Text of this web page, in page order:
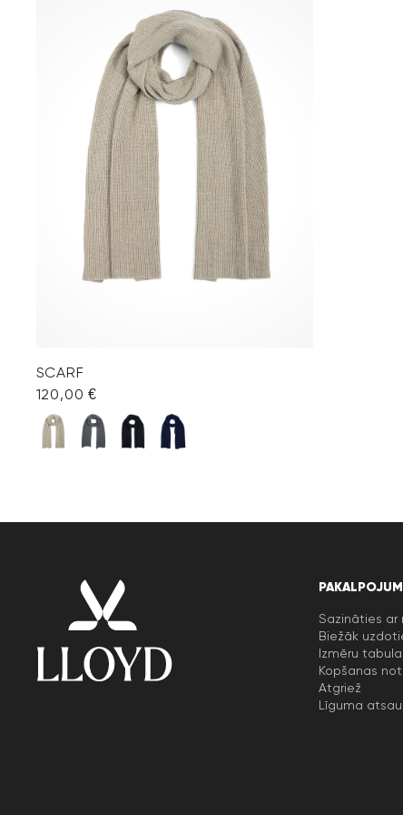
SCARF
120,00 €
Sazināties ar
Biežāk
Izmēru tabula
Kopšanas
Atgriež
Līguma